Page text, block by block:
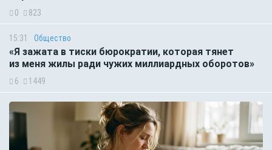
0 823
15:31 Общество
«Я зажата в тиски бюрократии, которая тянет
из меня жилы ради чужих миллиардных оборотов»
6 1449